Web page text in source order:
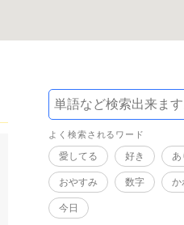
よく検索されるワード
愛してる 好き あ
おやすみ 数字 か
今日